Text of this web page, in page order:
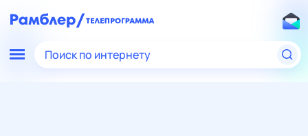
Поиск по интернету